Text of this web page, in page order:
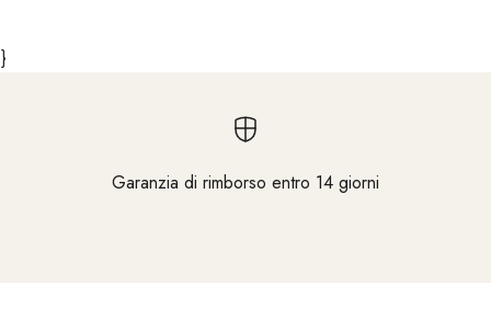
}
Garanzia di rimborso entro 14 giorni